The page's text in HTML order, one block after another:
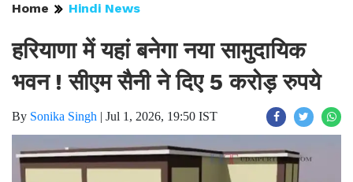
Home Hindi News
हरियाणा में यहां बनेगा नया सामुदायिक
भवन ! सीएम सैनी ने दिए 5 करोड़ रुपये
By Sonika Singh | Jul 1, 2026, 19:50 IST